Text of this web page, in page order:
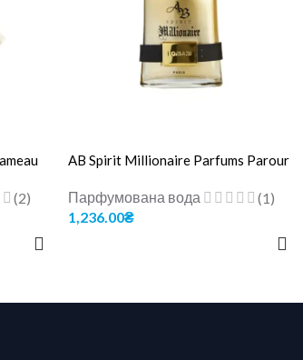
(2)
AB Spirit Millionaire Parfums Parour
Парфумована вода
(1)
1,236.00₴